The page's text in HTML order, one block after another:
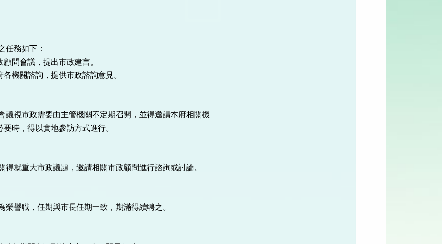
任務如下：
顧問會議，提出市政建言。
各機關諮詢，提供市政諮詢意見。
議視市政需要由主管機關不定期召開，並得邀請本府相關機
要時，得以實地參訪方式進行。
得就重大市政議題，邀請相關市政顧問進行諮詢或討論。
榮譽職，任期與市長任期一致，期滿得續聘之。